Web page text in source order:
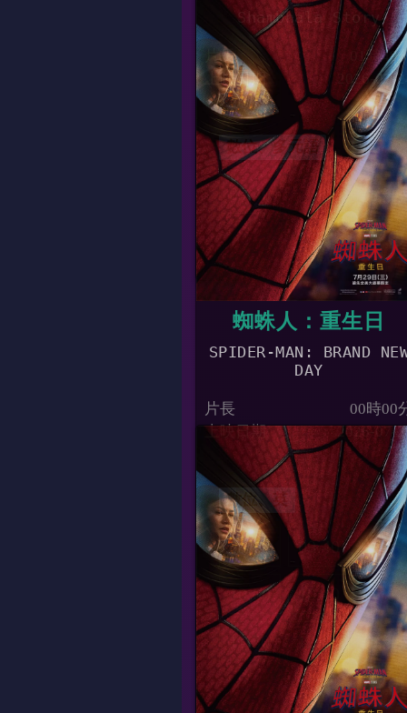
Shambhala Story
片長
01時49
上映日期
2026-07-
數位、多元語
09:40
蜘蛛人：重生日
SPIDER-MAN: BRAND
DAY
片長
00時00
上映日期
2026-07-
數位、英
09:00 09:40
10:00 10:40
11:50 12:40